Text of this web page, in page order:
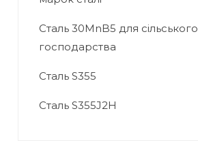
Сталь 30MnB5 для сільського
господарства
Сталь S355
Сталь S355J2H